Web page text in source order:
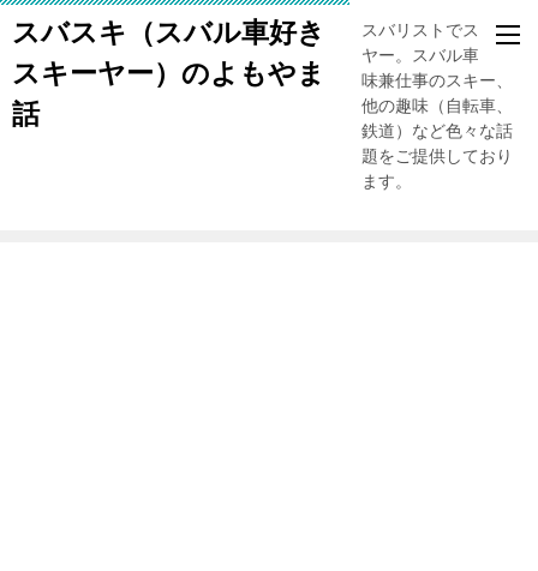
スバスキ（スバル車好き
スキーヤー）のよもやま
話
スバリストでスキー
ヤー。スバル車、趣
味兼仕事のスキー、
他の趣味（自転車、
鉄道）など色々な話
題をご提供しており
ます。